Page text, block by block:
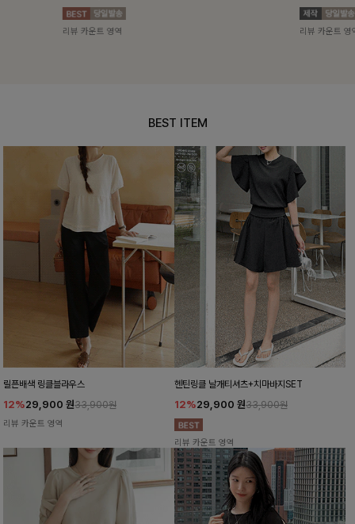
리뷰 카운트 영역 리뷰 카운트 영
BEST ITEM
릴픈배색 링클블라우스
12%29,900 원33,900원
리뷰 카운트 영역
헨틴링클 날개티셔츠+치마바지SET
12%29,900 원33,900원
리뷰 카운트 영역